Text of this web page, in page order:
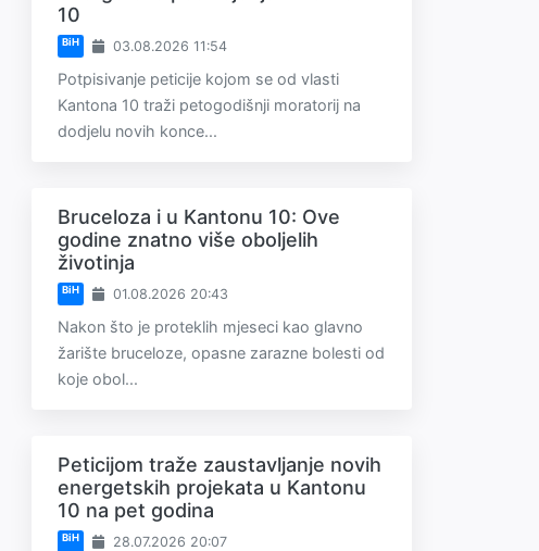
10
BiH 03.08.2026 11:54
Potpisivanje peticije kojom se od vlasti
Kantona 10 traži petogodišnji moratorij na
dodjelu novih konce...
Bruceloza i u Kantonu 10: Ove
godine znatno više oboljelih
životinja
BiH 01.08.2026 20:43
Nakon što je proteklih mjeseci kao glavno
žarište bruceloze, opasne zarazne bolesti od
koje obol...
Peticijom traže zaustavljanje novih
energetskih projekata u Kantonu
10 na pet godina
BiH 28.07.2026 20:07